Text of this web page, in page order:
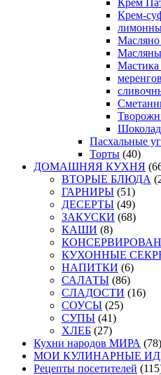
Крем-
Пасхальные
Торты (40)
ДОМАШНЯЯ КУХНЯ
ВТОРЫЕ БЛЮДА
ГАРНИРЫ (51)
ДЕСЕРТЫ (49)
ЗАКУСКИ (68)
КАШИ (8)
КУХОННЫЕ
НАПИТКИ (6)
САЛАТЫ (86)
СЛАДОСТИ (16)
СОУСЫ (25)
СУПЫ (41)
ХЛЕБ (27)
Кухни народов МИРА (78)
МОИ КУЛИНАРНЫЕ
Рецепты посетителей